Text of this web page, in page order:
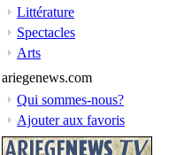
Littérature
Spectacles
Arts
ariegenews.com
Qui sommes-nous?
Ajouter aux favoris